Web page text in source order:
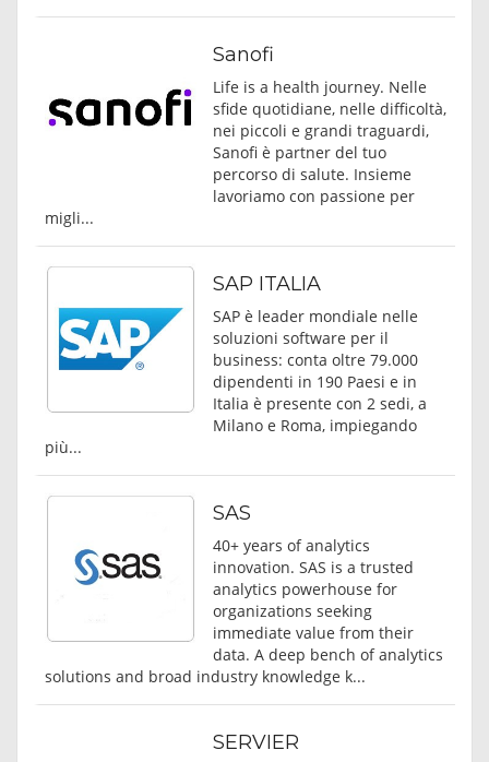
Sanofi
Life is a health journey. Nelle
sfide quotidiane, nelle difficoltà,
nei piccoli e grandi traguardi,
Sanofi è partner del tuo
percorso di salute. Insieme
lavoriamo con passione per
migli...
SAP ITALIA
SAP è leader mondiale nelle
soluzioni software per il
business: conta oltre 79.000
dipendenti in 190 Paesi e in
Italia è presente con 2 sedi, a
Milano e Roma, impiegando
più...
SAS
40+ years of analytics
innovation. SAS is a trusted
analytics powerhouse for
organizations seeking
immediate value from their
data. A deep bench of analytics
solutions and broad industry knowledge k...
SERVIER